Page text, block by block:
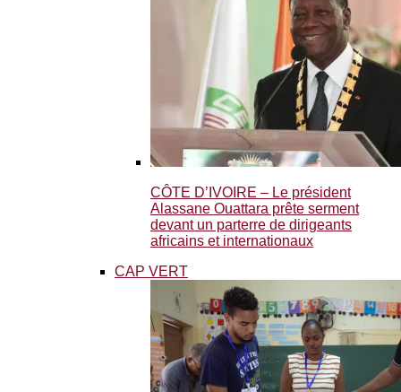
CÔTE D’IVOIRE – Le président
Alassane Ouattara prête serment
devant un parterre de dirigeants
africains et internationaux
CAP VERT